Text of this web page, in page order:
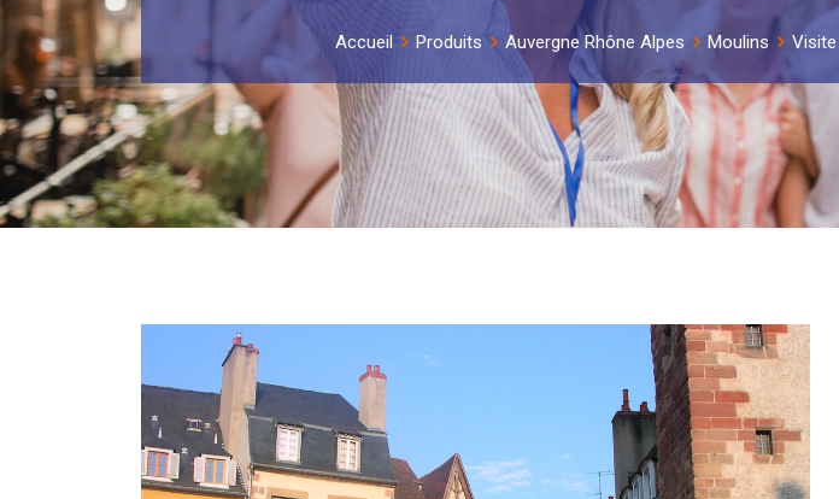
Accueil Produits Auvergne Rhône Alpes Moulins